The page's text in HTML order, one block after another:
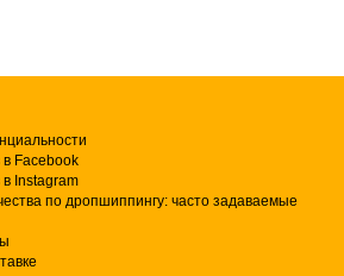
в Facebook
в Instagram
по дропшиппингу: часто задаваемые